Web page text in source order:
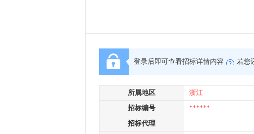
登录后即可查看招标详情内容 若您
所属地区 浙江
招标编号 ******
招标代理